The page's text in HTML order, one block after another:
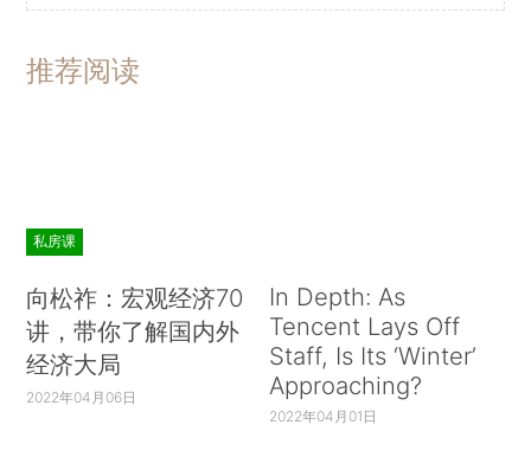
推荐阅读
私房课
向松祚：宏观经济70
讲，带你了解国内外
经济大局
2022年04月06日
In Depth: As
Tencent Lays Off
Staff, Is Its ‘Winter’
Approaching?
2022年04月01日